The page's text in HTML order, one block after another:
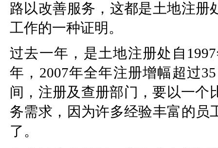
路以改善服务，这都是土地注
工作的一种证明。
过去一年，是土地注册处自
年，2007年全年注册增幅超过
间，注册及查册部门，要以一个
务需求，因为许多经验丰富的员
了。